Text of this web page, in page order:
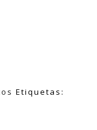
Etiquetas: